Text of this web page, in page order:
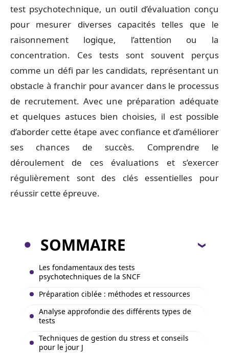
test psychotechnique, un outil d’évaluation conçu
pour mesurer diverses capacités telles que le
raisonnement logique, l’attention ou la
concentration. Ces tests sont souvent perçus
comme un défi par les candidats, représentant un
obstacle à franchir pour avancer dans le processus
de recrutement. Avec une préparation adéquate
et quelques astuces bien choisies, il est possible
d’aborder cette étape avec confiance et d’améliorer
ses chances de succès. Comprendre le
déroulement de ces évaluations et s’exercer
régulièrement sont des clés essentielles pour
réussir cette épreuve.
SOMMAIRE
Les fondamentaux des tests
psychotechniques de la SNCF
Préparation ciblée : méthodes et ressources
Analyse approfondie des différents types de
tests
Techniques de gestion du stress et conseils
pour le jour J